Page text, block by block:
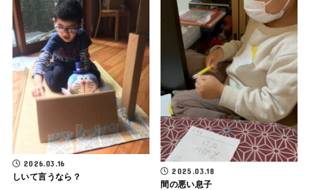
2026.03.16
しいて言うなら？
2025.03.18
間の悪い息子